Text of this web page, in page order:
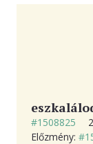
#1508825
Előzmény: